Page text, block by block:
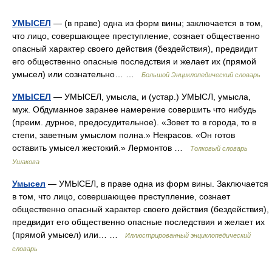
УМЫСЕЛ — (в праве) одна из форм вины; заключается в том,
что лицо, совершающее преступление, сознает общественно
опасный характер своего действия (бездействия), предвидит
его общественно опасные последствия и желает их (прямой
умысел) или сознательно… …
Большой Энциклопедический словарь
УМЫСЕЛ — УМЫСЕЛ, умысла, и (устар.) УМЫСЛ, умысла,
муж. Обдуманное заранее намерение совершить что нибудь
(преим. дурное, предосудительное). «Зовет то в города, то в
степи, заветным умыслом полна.» Некрасов. «Он готов
оставить умысел жестокий.» Лермонтов …
Толковый словарь
Ушакова
Умысел — УМЫСЕЛ, в праве одна из форм вины. Заключается
в том, что лицо, совершающее преступление, сознает
общественно опасный характер своего действия (бездействия),
предвидит его общественно опасные последствия и желает их
(прямой умысел) или… …
Иллюстрированный энциклопедический
словарь